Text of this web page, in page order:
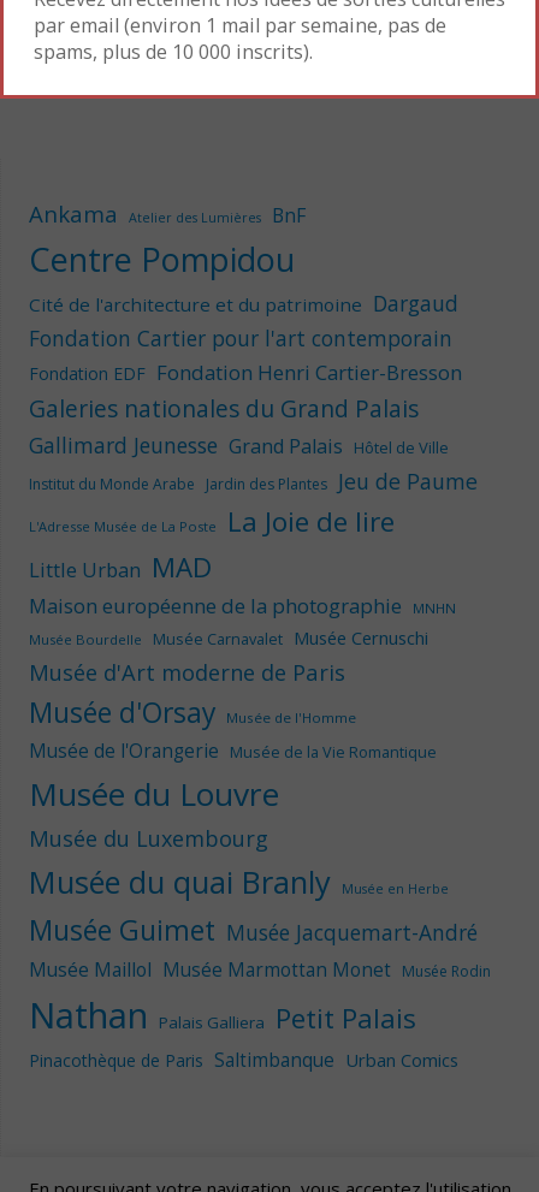
Ankama Atelier des Lumières BnF
Centre Pompidou
Cité de l'architecture et du patrimoine Dargaud
Fondation Cartier pour l'art contemporain
Fondation EDF Fondation Henri Cartier-Bresson
Galeries nationales du Grand Palais
Gallimard Jeunesse Grand Palais Hôtel de Ville
Institut du Monde Arabe Jardin des Plantes Jeu de Paume
L'Adresse Musée de La Poste La Joie de lire
Little Urban MAD
Maison européenne de la photographie
MNHN
Musée Bourdelle
Musée Carnavalet Musée Cernuschi
Musée d'Art moderne de Paris
Musée d'Orsay Musée de l'Homme
Musée de l'Orangerie Musée de la Vie Romantique
Musée du Louvre
Musée du Luxembourg
Musée du quai Branly Musée en Herbe
Musée Guimet Musée Jacquemart-André
Musée Maillol Musée Marmottan Monet Musée Rodin
Nathan Palais Galliera Petit Palais
Pinacothèque de Paris Saltimbanque Urban Comics
par email (environ 1 mail par semaine, pas de
spams, plus de 10 000 inscrits).